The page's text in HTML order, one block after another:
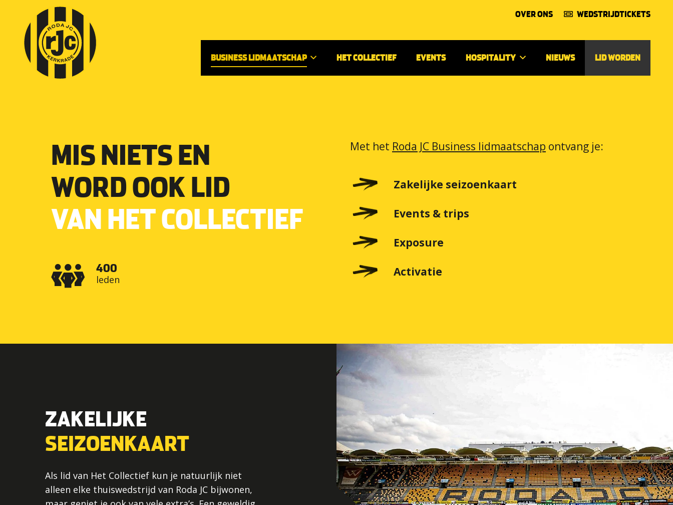
OVER ONS WEDSTRIJDTICKETS
BUSINESS LIDMAATSCHAP HET COLLECTIEF EVENTS HOSPITALITY NIEUWS LID WORDEN
MIS NIETS EN
WORD OOK LID
VAN HET COLLECTIEF
400
leden
Met het Roda JC Business lidmaatschap ontvang je:
Zakelijke seizoenkaart
Events & trips
Exposure
Activatie
ZAKELIJKE
SEIZOENKAART
Als lid van Het Collectief kun je natuurlijk niet
alleen elke thuiswedstrijd van Roda JC bijwonen,